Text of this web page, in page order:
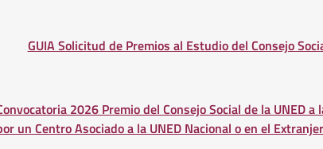
GUIA Solicitud de Premios al Estudio del Consejo
2026 Premio del Consejo Social de la UNED
un Centro Asociado a la UNED Nacional o en el